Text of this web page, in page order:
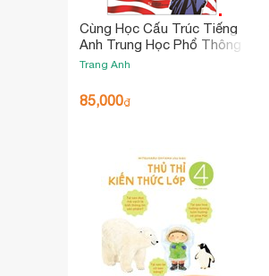
Cùng Học Cấu Trúc Tiếng
Anh Trung Học Phổ Thông
Trang Anh
85,000₫